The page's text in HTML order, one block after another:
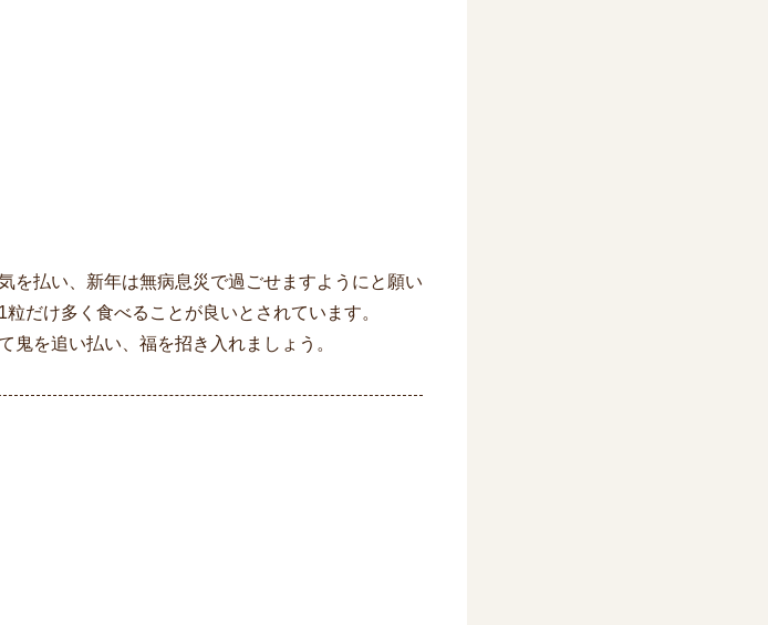
を払い、新年は無病息災で過ごせますようにと願い
だけ多く食べることが良いとされています。
を追い払い、福を招き入れましょう。